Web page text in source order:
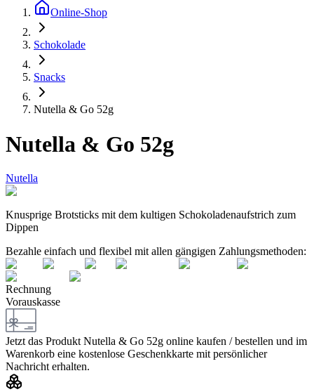
Online-Shop
Schokolade
Snacks
Nutella & Go 52g
Nutella & Go 52g
Nutella
Knusp­ri­ge Brot­sticks mit dem kul­ti­gen Scho­ko­la­den­auf­strich zum
Dippen
Bezahle einfach und flexibel mit allen gängigen Zahlungsmethoden:
Rechnung
Vorauskasse
Jetzt das Produkt Nutella & Go 52g online kaufen / bestellen und im
Warenkorb eine kostenlose Geschenkkarte mit persönlicher
Nachricht erhalten.